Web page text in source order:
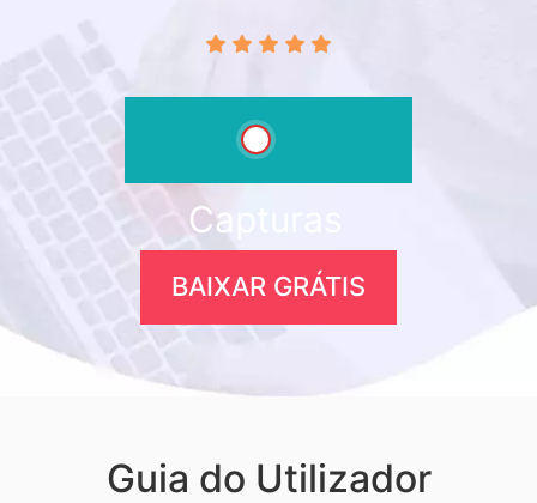
Capturas
BAIXAR GRÁTIS
Guia do Utilizador